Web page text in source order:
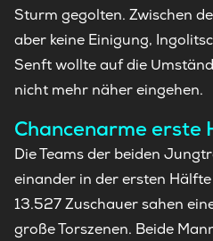
Sturm gegolten. Zwischen
aber keine Einigung,
Senft wollte auf die
nicht mehr näher eingehen.
Chancenarme erste
Die Teams der beiden
einander in der ersten
13.527 Zuschauer sahen
große Torszenen. Beide